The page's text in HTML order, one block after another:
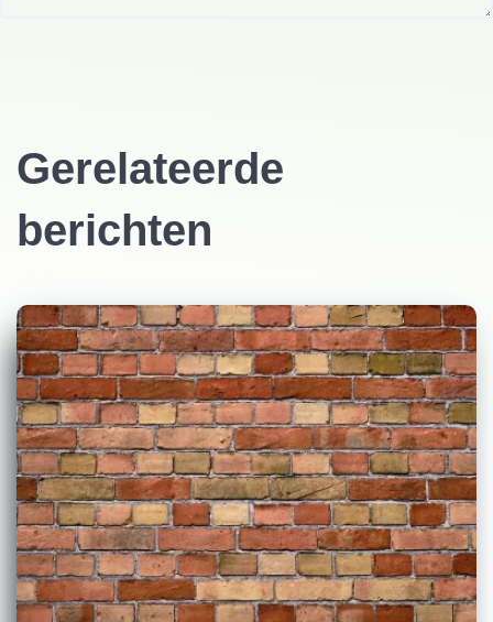
Gerelateerde
berichten